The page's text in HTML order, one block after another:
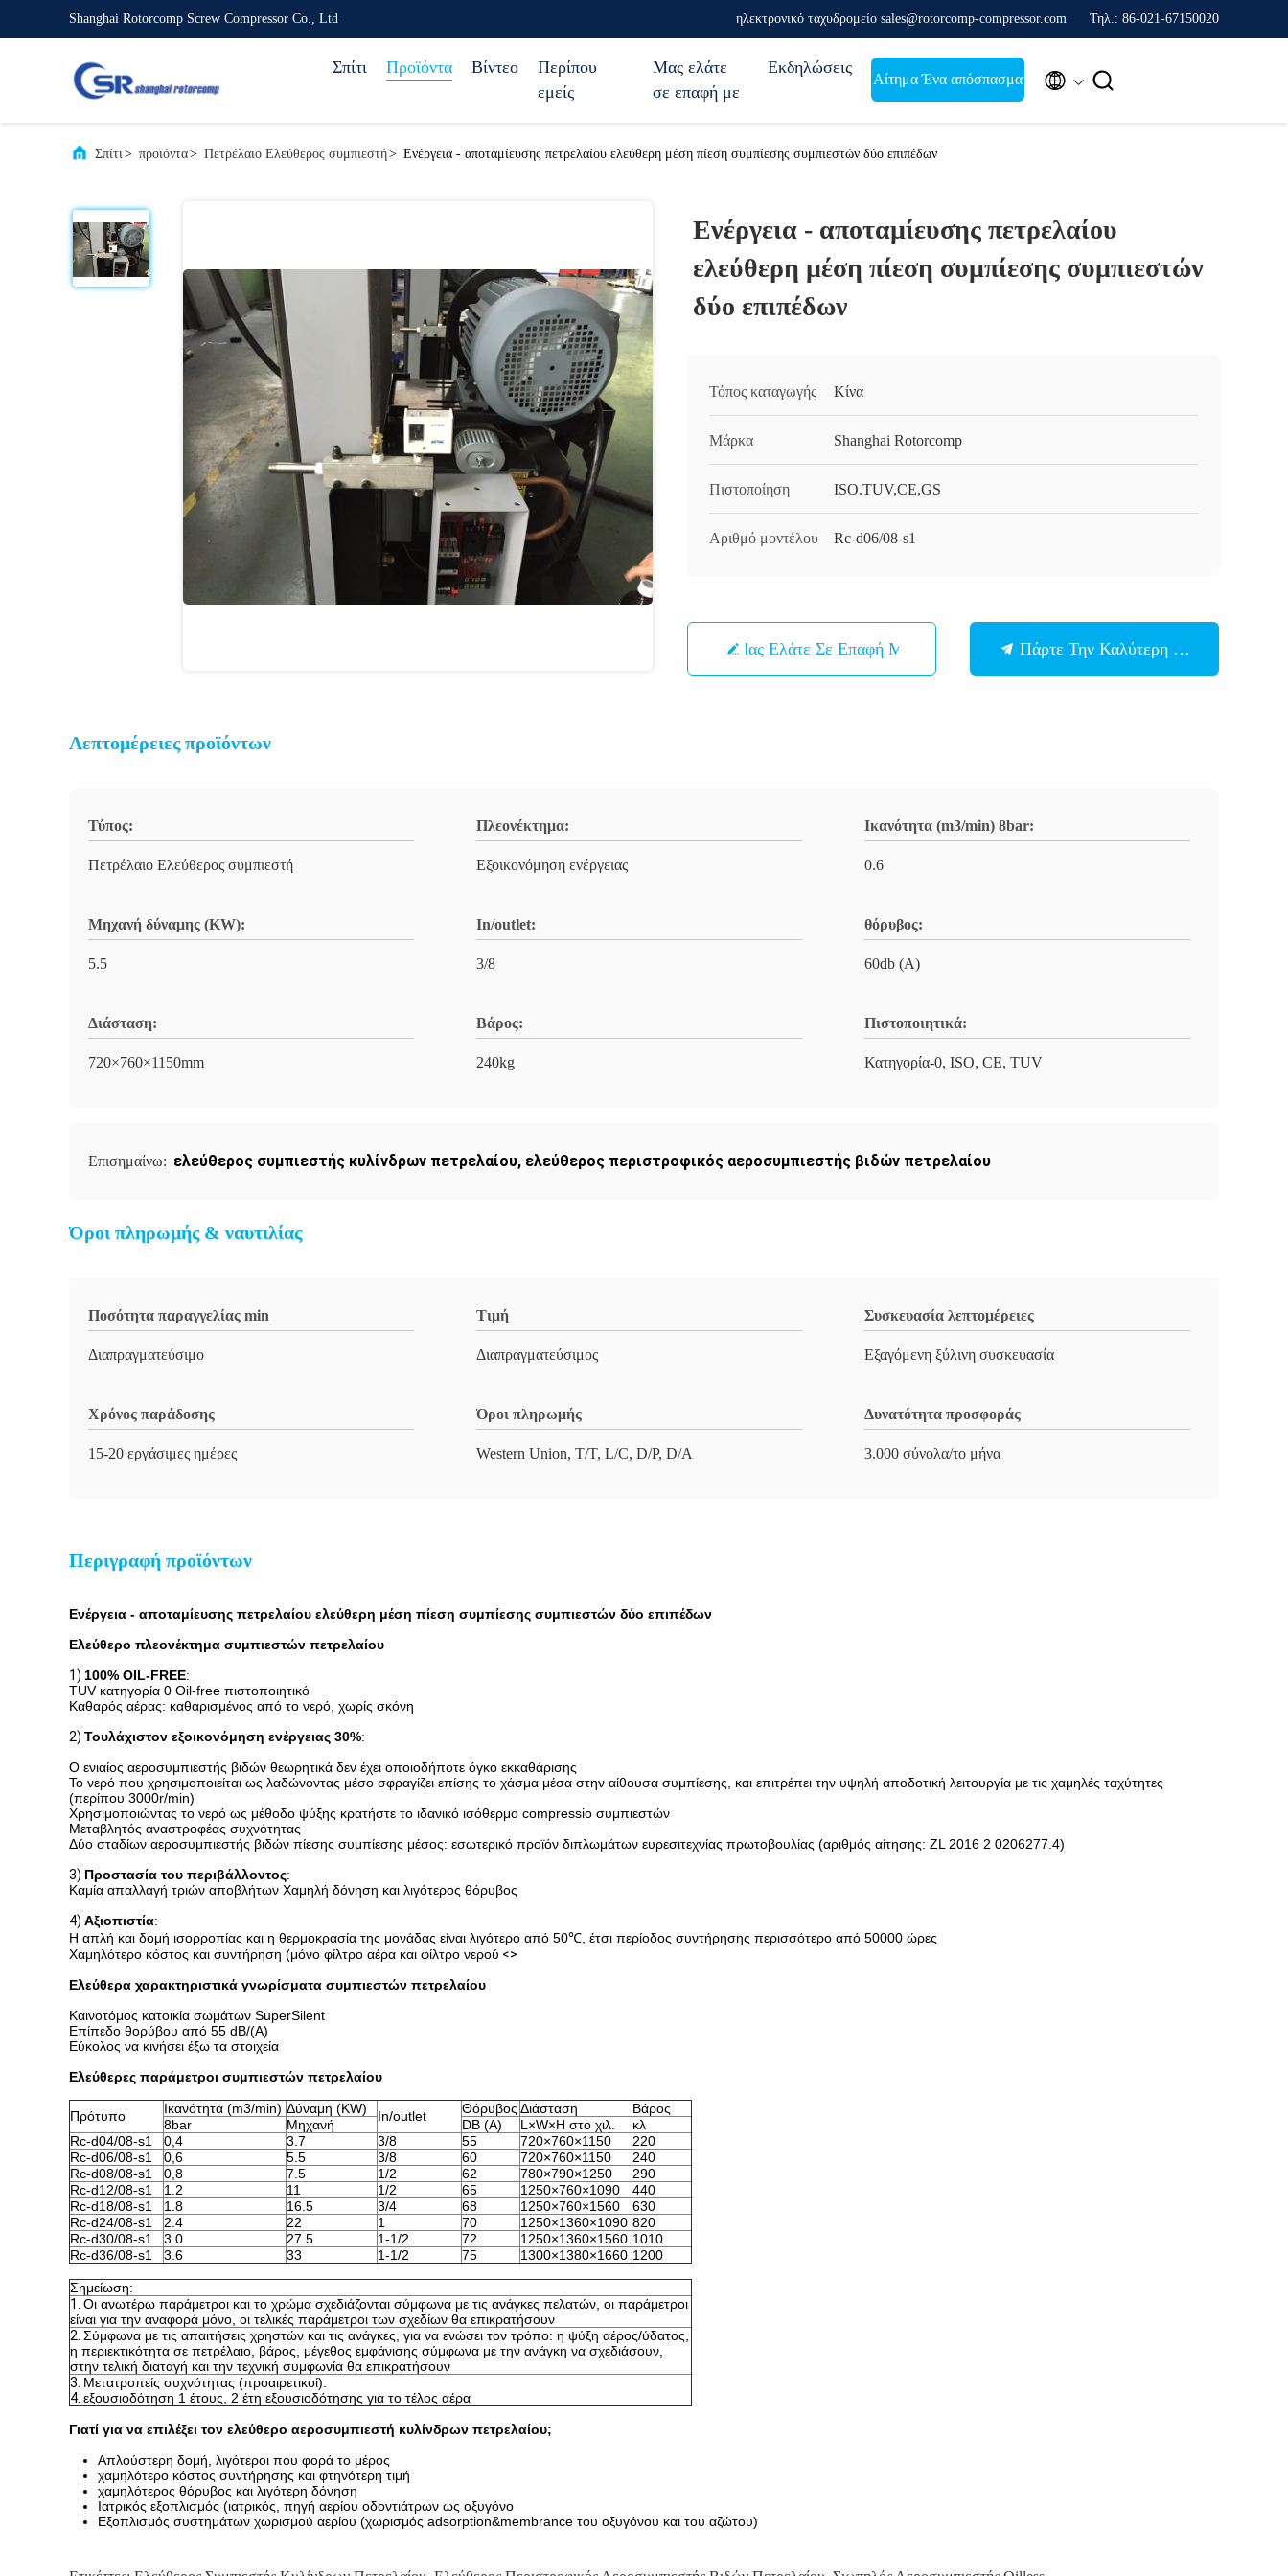
Shanghai Rotorcomp Screw Compressor Co., Ltd ηλεκτρονικό ταχυδρομείο sales@rotorcomp-compressor.com Τηλ.: 86-021-67150020
Σπίτι Προϊόντα Βίντεο
Περίπου
εμείς
Μας ελάτε
σε επαφή με
Εκδηλώσεις
Αίτημα Ένα απόσπασμα  
Σπίτι> προϊόντα> Πετρέλαιο Ελεύθερος συμπιεστή> Ενέργεια - αποταμίευσης πετρελαίου ελεύθερη μέση πίεση συμπίεσης συμπιεστών δύο επιπέδων
Ενέργεια - αποταμίευσης πετρελαίου
ελεύθερη μέση πίεση συμπίεσης συμπιεστών
δύο επιπέδων
Τόπος καταγωγής Κίνα
Μάρκα Shanghai Rotorcomp
Πιστοποίηση ISO.TUV,CE,GS
Αριθμό μοντέλου Rc-d06/08-s1
Μας Ελάτε Σε Επαφή Με Πάρτε Την Καλύτερη Τιμή
Λεπτομέρειες προϊόντων
Τύπος:
Πετρέλαιο Ελεύθερος συμπιεστή
Πλεονέκτημα:
Εξοικονόμηση ενέργειας
Ικανότητα (m3/min) 8bar:
0.6
Μηχανή δύναμης (KW):
5.5
In/outlet:
3/8
θόρυβος:
60db (Α)
Διάσταση:
720×760×1150mm
Βάρος:
240kg
Πιστοποιητικά:
Κατηγορία-0, ISO, CE, TUV
Επισημαίνω: ελεύθερος συμπιεστής κυλίνδρων πετρελαίου, ελεύθερος περιστροφικός αεροσυμπιεστής βιδών πετρελαίου
Όροι πληρωμής & ναυτιλίας
Ποσότητα παραγγελίας min
Διαπραγματεύσιμο
Τιμή
Διαπραγματεύσιμος
Συσκευασία λεπτομέρειες
Εξαγόμενη ξύλινη συσκευασία
Χρόνος παράδοσης
15-20 εργάσιμες ημέρες
Όροι πληρωμής
Western Union, T/T, L/C, D/P, D/A
Δυνατότητα προσφοράς
3.000 σύνολα/το μήνα
Περιγραφή προϊόντων
Ενέργεια - αποταμίευσης πετρελαίου ελεύθερη μέση πίεση συμπίεσης συμπιεστών δύο επιπέδων
Ελεύθερο πλεονέκτημα συμπιεστών πετρελαίου
1) 100% OIL-FREE:
TUV κατηγορία 0 Oil-free πιστοποιητικό
Καθαρός αέρας: καθαρισμένος από το νερό, χωρίς σκόνη
2) Τουλάχιστον εξοικονόμηση ενέργειας 30%:
Ο ενιαίος αεροσυμπιεστής βιδών θεωρητικά δεν έχει οποιοδήποτε όγκο εκκαθάρισης
Το νερό που χρησιμοποιείται ως λαδώνοντας μέσο σφραγίζει επίσης το χάσμα μέσα στην αίθουσα συμπίεσης, και επιτρέπει την υψηλή αποδοτική λειτουργία με τις χαμηλές ταχύτητες
(περίπου 3000r/min)
Χρησιμοποιώντας το νερό ως μέθοδο ψύξης κρατήστε το ιδανικό ισόθερμο compressio συμπιεστών
Μεταβλητός αναστροφέας συχνότητας
Δύο σταδίων αεροσυμπιεστής βιδών πίεσης συμπίεσης μέσος: εσωτερικό προϊόν διπλωμάτων ευρεσιτεχνίας πρωτοβουλίας (αριθμός αίτησης: ZL 2016 2 0206277.4)
3) Προστασία του περιβάλλοντος:
Καμία απαλλαγή τριών αποβλήτων Χαμηλή δόνηση και λιγότερος θόρυβος
4) Αξιοπιστία:
Η απλή και δομή ισορροπίας και η θερμοκρασία της μονάδας είναι λιγότερο από 50℃, έτσι περίοδος συντήρησης περισσότερο από 50000 ώρες
Χαμηλότερο κόστος και συντήρηση (μόνο φίλτρο αέρα και φίλτρο νερού <>
Ελεύθερα χαρακτηριστικά γνωρίσματα συμπιεστών πετρελαίου
Καινοτόμος κατοικία σωμάτων SuperSilent
Επίπεδο θορύβου από 55 dB/(A)
Εύκολος να κινήσει έξω τα στοιχεία
Ελεύθερες παράμετροι συμπιεστών πετρελαίου
Πρότυπο Ικανότητα (m3/min) Δύναμη (KW) In/outlet Θόρυβος Διάσταση
Βάρος
8bar
Μηχανή DB (Α) L×W×H στο χιλ.
κλ
Rc-d04/08-s1
0,4 3.7 3/8 55 720×760×1150
220
Rc-d06/08-s1
0,6 5.5 3/8 60 720×760×1150
240
Rc-d08/08-s1
0,8 7.5 1/2 62 780×790×1250
290
Rc-d12/08-s1
1.2 11 1/2 65 1250×760×1090
440
Rc-d18/08-s1
1.8 16.5 3/4 68 1250×760×1560
630
Rc-d24/08-s1
2.4 22 1 70 1250×1360×1090 820
Rc-d30/08-s1
3.0 27.5 1-1/2 72 1250×1360×1560 1010
Rc-d36/08-s1
3.6 33 1-1/2 75 1300×1380×1660 1200
Σημείωση:
1. Οι ανωτέρω παράμετροι και το χρώμα σχεδιάζονται σύμφωνα με τις ανάγκες πελατών, οι παράμετροι
είναι για την αναφορά μόνο, οι τελικές παράμετροι των σχεδίων θα επικρατήσουν
2. Σύμφωνα με τις απαιτήσεις χρηστών και τις ανάγκες, για να ενώσει τον τρόπο: η ψύξη αέρος/ύδατος,
η περιεκτικότητα σε πετρέλαιο, βάρος, μέγεθος εμφάνισης σύμφωνα με την ανάγκη να σχεδιάσουν,
στην τελική διαταγή και την τεχνική συμφωνία θα επικρατήσουν
3. Μετατροπείς συχνότητας (προαιρετικοί).
4. εξουσιοδότηση 1 έτους, 2 έτη εξουσιοδότησης για το τέλος αέρα
Γιατί για να επιλέξει τον ελεύθερο αεροσυμπιεστή κυλίνδρων πετρελαίου;
Απλούστερη δομή, λιγότεροι που φορά το μέρος
χαμηλότερο κόστος συντήρησης και φτηνότερη τιμή
χαμηλότερος θόρυβος και λιγότερη δόνηση
Ιατρικός εξοπλισμός (ιατρικός, πηγή αερίου οδοντιάτρων ως οξυγόνο
Εξοπλισμός συστημάτων χωρισμού αερίου (χωρισμός adsorption&membrance του οξυγόνου και του αζώτου)